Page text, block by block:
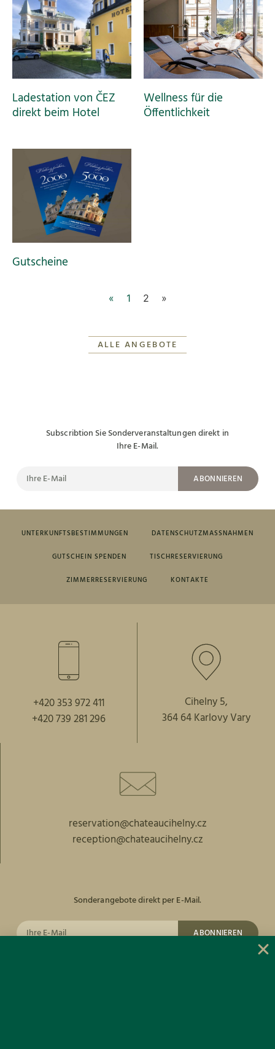
Ladestation von ČEZ
direkt beim Hotel
Wellness für die
Öffentlichkeit
Gutscheine
« 1 2 »
ALLE ANGEBOTE
Subscribtion Sie Sonderveranstaltungen direkt in
Ihre E-Mail.
ABONNIEREN
UNTERKUNFTSBESTIMMUNGEN DATENSCHUTZMASSNAHMEN
GUTSCHEIN SPENDEN TISCHRESERVIERUNG
ZIMMERRESERVIERUNG KONTAKTE
+420 353 972 411
+420 739 281 296
Cihelny 5,
364 64 Karlovy Vary
reservation@chateaucihelny.cz
reception@chateaucihelny.cz
Sonderangebote direkt per E-Mail.
ABONNIEREN